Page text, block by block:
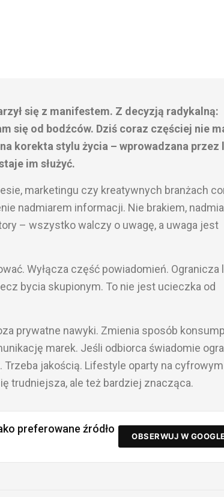
się z manifestem. Z decyzją radykalną:
się od bodźców. Dziś coraz częściej nie
korekta stylu życia – wprowadzana przez
im służyć.
marketingu czy kreatywnych branżach
nadmiarem informacji. Nie brakiem,
– wszystko walczy o uwagę, a uwaga jest
Wyłącza część powiadomień. Ogranicza
bycia skupionym. To nie jest ucieczka od
prywatne nawyki. Zmienia sposób
marek. Jeśli odbiorca świadomie
jakością. Lifestyle oparty na cyfrowym
trudniejsza, ale też bardziej znacząca.
preferowane źródło
OBSERWUJ W